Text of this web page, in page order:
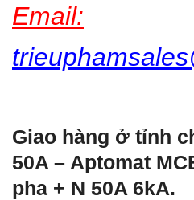
Email:
Giao hàng ở tỉnh
50A – Aptomat
pha + N 50A 6kA.